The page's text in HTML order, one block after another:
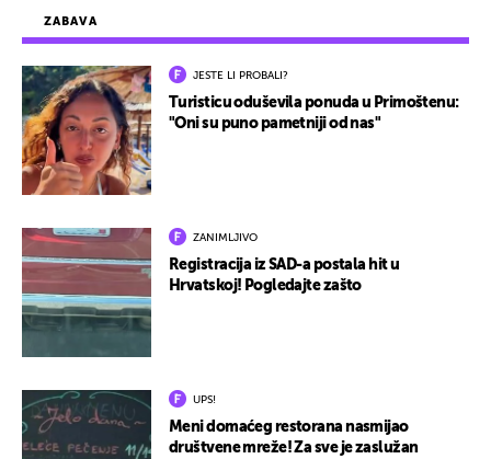
ZABAVA
JESTE LI PROBALI?
Turisticu oduševila ponuda u Primoštenu:
"Oni su puno pametniji od nas"
ZANIMLJIVO
Registracija iz SAD-a postala hit u
Hrvatskoj! Pogledajte zašto
UPS!
Meni domaćeg restorana nasmijao
društvene mreže! Za sve je zaslužan